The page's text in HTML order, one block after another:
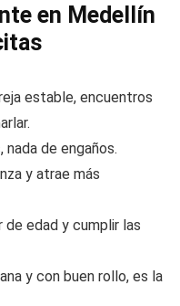
en Medellín
estable, encuentros
de engaños.
y atrae más
de edad y cumplir las
y con buen rollo, es la